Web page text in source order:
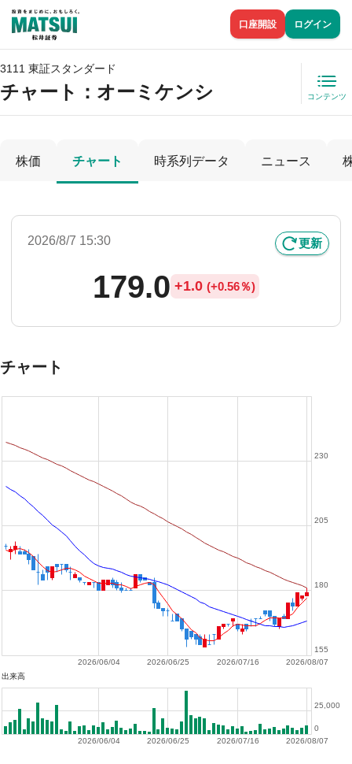
口座開設 ログイン
3111 東証スタンダード
チャート： オーミケンシ コンテンツ
株価 チャート 時系列データ ニュース
2026/8/7 15:30 更新
179.0 +1.0 (+0.56％)
チャート
2026/08/07
2026/07/16
2026/06/25
2026/06/04
155
180
205
230
出来高
2026/08/07
2026/07/16
2026/06/25
2026/06/04
0
25,000